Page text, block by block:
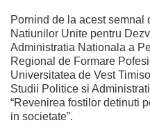
Pornind de la acest semnal
Natiunilor Unite pentru
Administratia Nationala a
Regional de Formare
Universitatea de Vest
Studii Politice si
“Revenirea fostilor detinuti
in societate”.